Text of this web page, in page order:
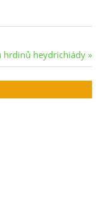
hrdinů heydrichiády